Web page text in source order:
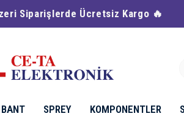
Siparişlerde Ücretsiz Kargo 🔥
BANT SPREY KOMPONENTLER